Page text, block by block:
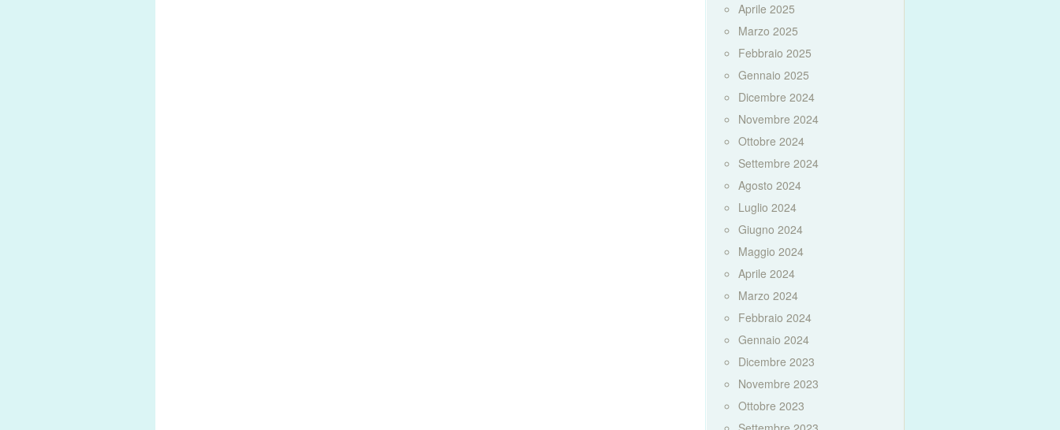
Aprile 2025
Marzo 2025
Febbraio 2025
Gennaio 2025
Dicembre 2024
Novembre 2024
Ottobre 2024
Settembre 2024
Agosto 2024
Luglio 2024
Giugno 2024
Maggio 2024
Aprile 2024
Marzo 2024
Febbraio 2024
Gennaio 2024
Dicembre 2023
Novembre 2023
Ottobre 2023